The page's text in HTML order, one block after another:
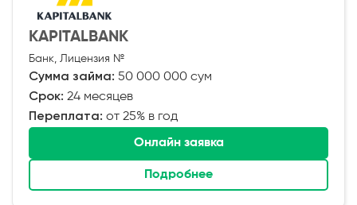
KAPITALBANK
Банк, Лицензия №
Сумма займа: 50 000 000 сум
Срок: 24 месяцев
Переплата: от 25% в год
Онлайн заявка
Подробнее